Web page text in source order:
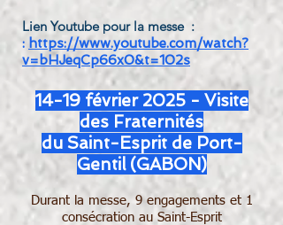
Lien Youtube pour la messe :
: https://www.youtube.com/watch?
v=bHJeqCp66x0&t=102s
14-19 février 2025 - Visite
des Fraternités
du Saint-Esprit de Port-
Gentil (GABON)
Durant la messe, 9 engagements et 1
consécration au Saint-Esprit